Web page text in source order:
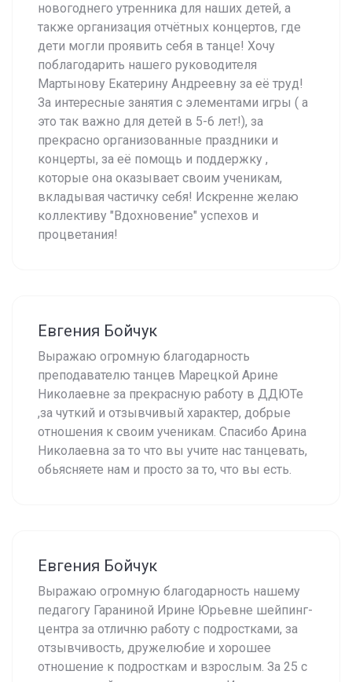
новогоднего утренника для наших детей, а
также организация отчётных концертов, где
дети могли проявить себя в танце! Хочу
поблагодарить нашего руководителя
Мартынову Екатерину Андреевну за её труд!
За интересные занятия с элементами игры ( а
это так важно для детей в 5-6 лет!), за
прекрасно организованные праздники и
концерты, за её помощь и поддержку ,
которые она оказывает своим ученикам,
вкладывая частичку себя! Искренне желаю
коллективу "Вдохновение" успехов и
процветания!
Евгения Бойчук
Выражаю огромную благодарность
преподавателю танцев Марецкой Арине
Николаевне за прекрасную работу в ДДЮТе
,за чуткий и отзывчивый характер, добрые
отношения к своим ученикам. Спасибо Арина
Николаевна за то что вы учите нас танцевать,
обьясняете нам и просто за то, что вы есть.
Евгения Бойчук
Выражаю огромную благодарность нашему
педагогу Гараниной Ирине Юрьевне шейпинг-
центра за отличню работу с подростками, за
отзывчивость, дружелюбие и хорошее
отношение к подросткам и взрослым. За 25 с